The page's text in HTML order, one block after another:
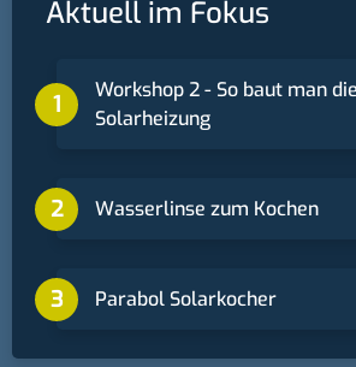
Aktuell im Fokus
Workshop 2 - So baut man
Solarheizung
Wasserlinse zum Kochen
Parabol Solarkocher